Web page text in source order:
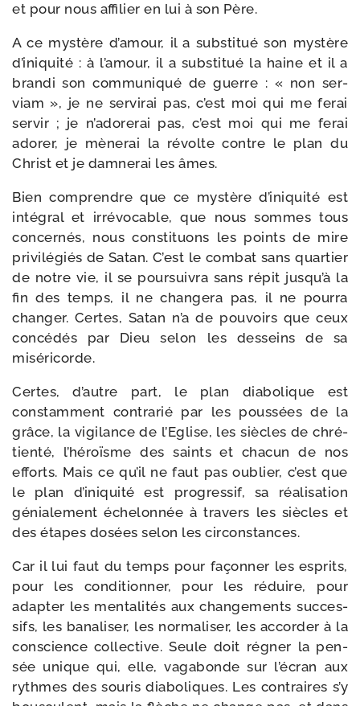
et pour nous affi­lier en lui à son Père.
A ce mys­tère d’amour, il a sub­sti­tué son mys­tère
d’iniquité : à l’amour, il a sub­sti­tué la haine et il a
bran­di son com­mu­ni­qué de guerre : « non ser­
viam », je ne ser­vi­rai pas, c’est moi qui me ferai
ser­vir ; je n’adorerai pas, c’est moi qui me ferai
ado­rer, je mène­rai la révolte contre le plan du
Christ et je dam­ne­rai les âmes.
Bien com­prendre que ce mys­tère d’iniquité est
inté­gral et irré­vo­cable, que nous sommes tous
concer­nés, nous consti­tuons les points de mire
pri­vi­lé­giés de Satan. C’est le com­bat sans quar­tier
de notre vie, il se pour­sui­vra sans répit jusqu’à la
fin des temps, il ne chan­ge­ra pas, il ne pour­ra
chan­ger. Certes, Satan n’a de pou­voirs que ceux
concé­dés par Dieu selon les des­seins de sa
miséricorde.
Certes, d’autre part, le plan dia­bo­lique est
constam­ment contra­rié par les pous­sées de la
grâce, la vigi­lance de l’Eglise, les siècles de chré­
tien­té, l’héroïsme des saints et cha­cun de nos
efforts. Mais ce qu’il ne faut pas oublier, c’est que
le plan d’iniquité est pro­gres­sif, sa réa­li­sa­tion
génia­le­ment éche­lon­née à tra­vers les siècles et
des étapes dosées selon les circonstances.
Car il lui faut du temps pour façon­ner les esprits,
pour les condi­tion­ner, pour les réduire, pour
adap­ter les men­ta­li­tés aux chan­ge­ments suc­ces­
sifs, les bana­li­ser, les nor­ma­li­ser, les accor­der à la
conscience col­lec­tive. Seule doit régner la pen­
sée unique qui, elle, vaga­bonde sur l’écran aux
rythmes des sou­ris dia­bo­liques. Les contraires s’y